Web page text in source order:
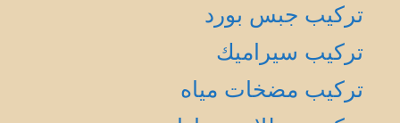
تركيب جبس بورد
تركيب سيراميك
تركيب مضخات مياه